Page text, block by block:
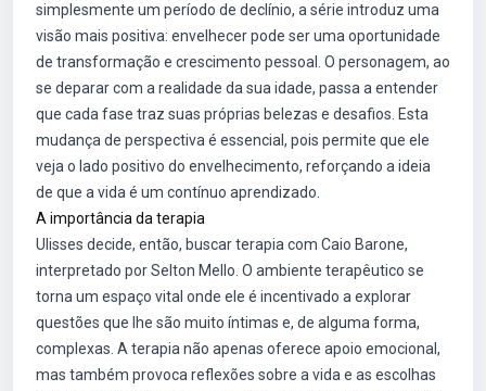
simplesmente um período de declínio, a série introduz uma
visão mais positiva: envelhecer pode ser uma oportunidade
de transformação e crescimento pessoal. O personagem, ao
se deparar com a realidade da sua idade, passa a entender
que cada fase traz suas próprias belezas e desafios. Esta
mudança de perspectiva é essencial, pois permite que ele
veja o lado positivo do envelhecimento, reforçando a ideia
de que a vida é um contínuo aprendizado.
A importância da terapia
Ulisses decide, então, buscar terapia com Caio Barone,
interpretado por Selton Mello. O ambiente terapêutico se
torna um espaço vital onde ele é incentivado a explorar
questões que lhe são muito íntimas e, de alguma forma,
complexas. A terapia não apenas oferece apoio emocional,
mas também provoca reflexões sobre a vida e as escolhas